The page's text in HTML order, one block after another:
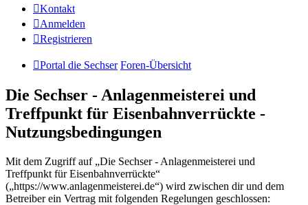
Kontakt
Anmelden
Registrieren
Portal die Sechser Foren-Übersicht
Die Sechser - Anlagenmeisterei und
Treffpunkt für Eisenbahnverrückte -
Nutzungsbedingungen
Mit dem Zugriff auf „Die Sechser - Anlagenmeisterei und
Treffpunkt für Eisenbahnverrückte“
(„https://www.anlagenmeisterei.de“) wird zwischen dir und dem
Betreiber ein Vertrag mit folgenden Regelungen geschlossen: